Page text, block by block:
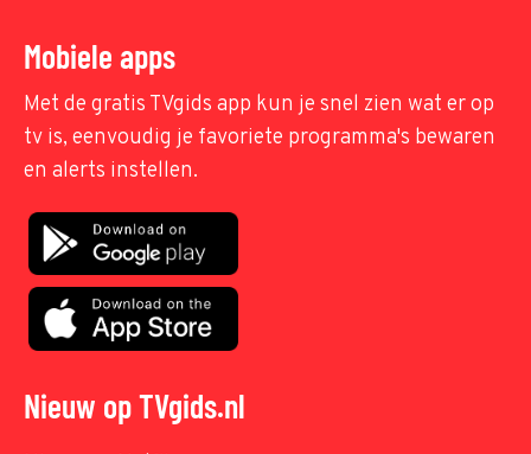
Mobiele apps
Met de gratis TVgids app kun je snel zien wat er op
tv is, eenvoudig je favoriete programma's bewaren
en alerts instellen.
Nieuw op TVgids.nl